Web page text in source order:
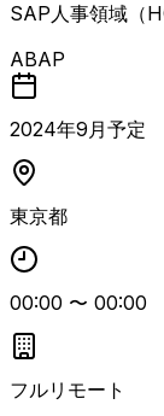
SAP人事領域（
からテストまで
領域での開発経
す。 フルリモートでの参画が可 人事領域に精通した人材向
けの長期参画想
ABAP
2024年9月予定
東京都
00:00 〜 00:00
フルリモート